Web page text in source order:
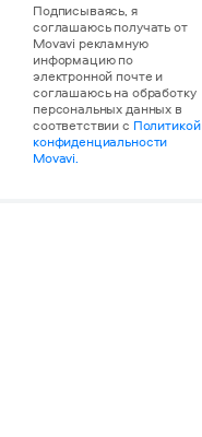
Подписываясь, я
соглашаюсь получать от
Movavi рекламную
информацию по
электронной почте и
соглашаюсь на обработку
персональных данных в
соответствии с Политикой
конфиденциальности
Movavi.